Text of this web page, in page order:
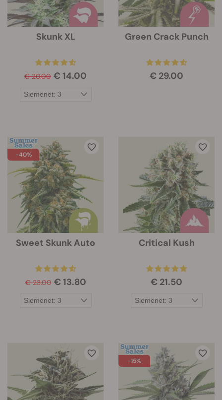
Skunk XL
€ 20.00 € 14.00
Green Crack Punch
€ 29.00
-40%
Sweet Skunk Auto
€ 23.00 € 13.80
Critical Kush
€ 21.50
-15%